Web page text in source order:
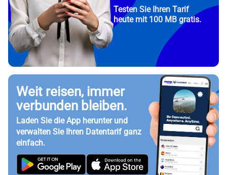
Testen Sie Ihren Tarif
heute mit 100 MB gratis.
Weit reisen, immer
verbunden bleiben.
Laden Sie die App herunter und
verwalten Sie Ihren Datentarif ganz
einfach.